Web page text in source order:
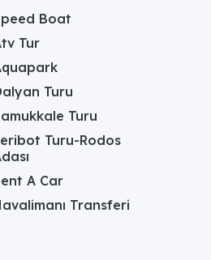
Boat
Tur
Turu
Turu
Turu-Rodos
A Car
Transferi